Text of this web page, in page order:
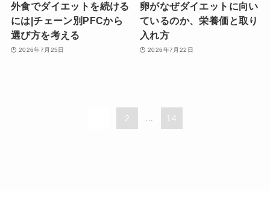
外食でダイエットを続ける
には|チェーン別PFCから
選び方を考える
2026年7月25日
卵がなぜダイエットに向い
ているのか、栄養価と取り
入れ方
2026年7月22日
2 14